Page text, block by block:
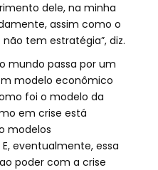
dele, na minha
assim como o
tem estratégia”, diz.
mundo passa por um
modelo econômico
foi o modelo da
em crise está
modelos
eventualmente, essa
poder com a crise